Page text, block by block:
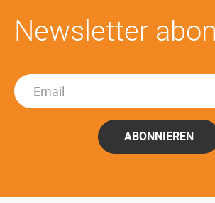
Newsletter
ABONNIEREN